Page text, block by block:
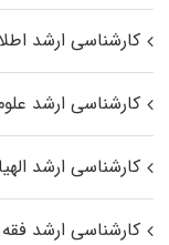
کارشناسی ارشد
کارشناسی ارشد
کارشناسی ارشد
کارشناسی ارشد